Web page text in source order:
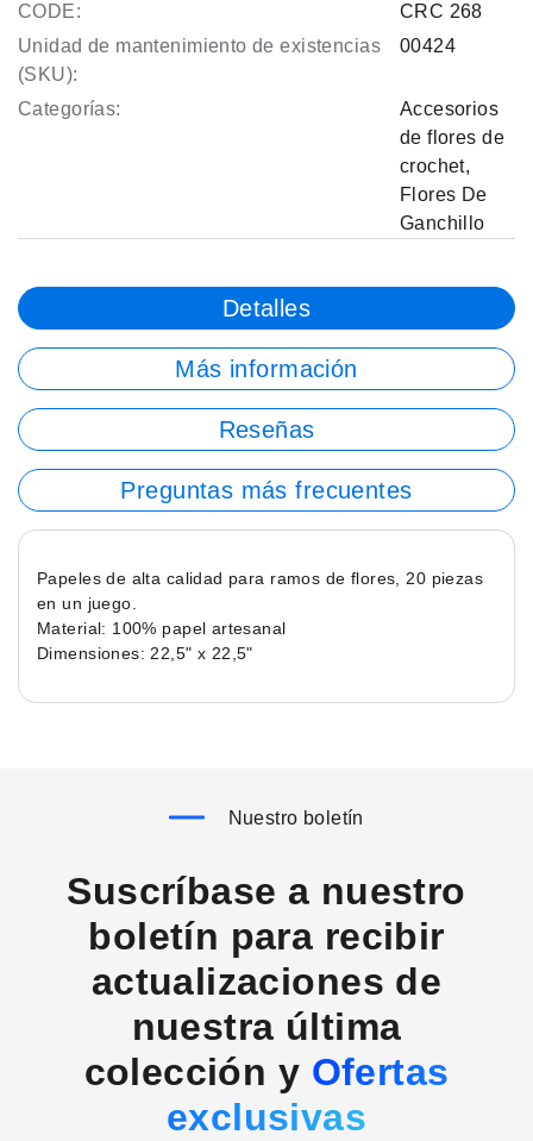
CODE:
CRC 268
Unidad de mantenimiento de existencias
(SKU):
00424
Categorías:
Accesorios
de flores de
crochet,
Flores De
Ganchillo
Detalles
Más información
Reseñas
Preguntas más frecuentes
Papeles de alta calidad para ramos de flores, 20 piezas
en un juego.
Material: 100% papel artesanal
Dimensiones: 22,5" x 22,5"
Nuestro boletín
Suscríbase a nuestro
boletín para recibir
actualizaciones de
nuestra última
colección y Ofertas
exclusivas